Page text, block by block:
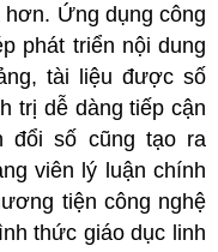
Ứng dụng công
phát triển nội dung
tài liệu được số
trị dễ dàng tiếp cận
đổi số cũng tạo ra
viên lý luận chính
tiện công nghệ
thức giáo dục linh